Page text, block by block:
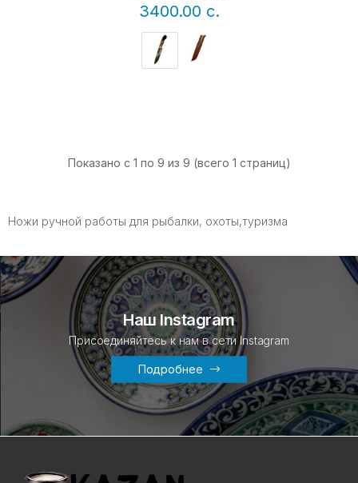
3400.00 с.
Показано с 1 по 9 из 9 (всего 1 страниц)
Ножи ручной работы для рыбалки, охоты,туризма
Наш Instagram
Присоединяйтесь к нам в сети Instagram
Подробнее